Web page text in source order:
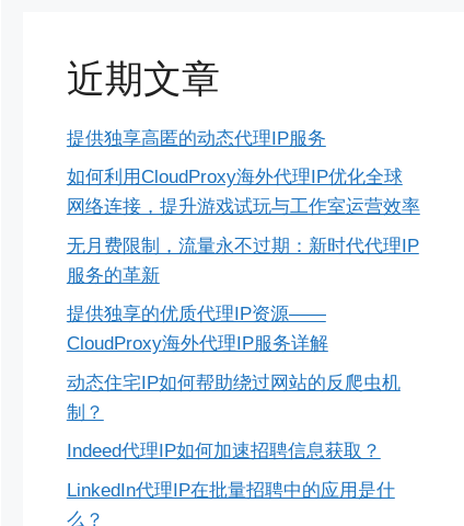
近期文章
提供独享高匿的动态代理IP服务
如何利用CloudProxy海外代理IP优化全球
网络连接，提升游戏试玩与工作室运营效率
无月费限制，流量永不过期：新时代代理IP
服务的革新
提供独享的优质代理IP资源——
CloudProxy海外代理IP服务详解
动态住宅IP如何帮助绕过网站的反爬虫机
制？
Indeed代理IP如何加速招聘信息获取？
LinkedIn代理IP在批量招聘中的应用是什
么？